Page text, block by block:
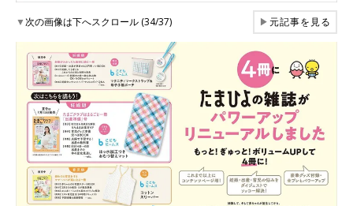
▼次の画像は下へスクロール (34/37) ▶元記事を見る